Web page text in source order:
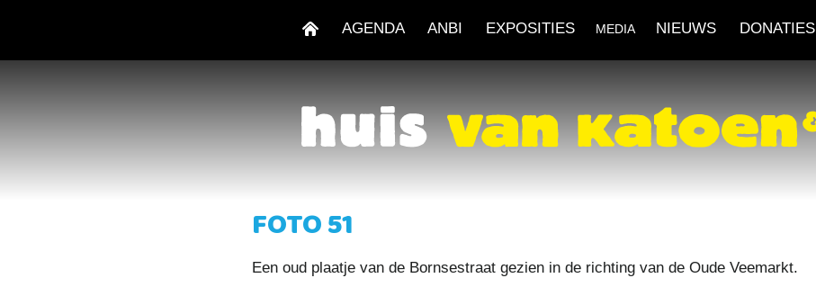
AGENDA ANBI EXPOSITIES MEDIA NIEUWS DONATIES
FOTO 51
Een oud plaatje van de Bornsestraat gezien in de richting van de Oude Veemarkt.